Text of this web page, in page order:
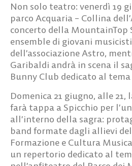
Non solo teatro: venerdì 19
parco Acquaria – Collina
concerto della MountainTop
ensemble di giovani
dell’associazione Astro,
Garibaldi andrà in scena il
Bunny Club dedicato al tema
Domenica 21 giugno, alle
farà tappa a Spicchio per
all’interno della sagra:
band formate dagli allievi
Formazione e Cultura
un repertorio dedicato al